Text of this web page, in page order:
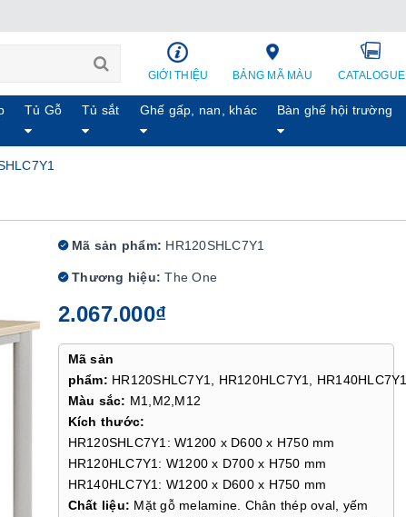
GIỚI THIỆU BẢNG MÃ MÀU CATALOGUE
Tủ Gỗ Tủ sắt Ghế gấp, nan, khác Bàn ghế hội trường
Mã sản phẩm: HR120SHLC7Y1
Thương hiệu: The One
2.067.000₫
Mã sản
phẩm: HR120SHLC7Y1, HR120HLC7Y1, HR140HLC7Y1
Màu sắc: M1,M2,M12
Kích thước:
HR120SHLC7Y1: W1200 x D600 x H750 mm
HR120HLC7Y1: W1200 x D700 x H750 mm
HR140HLC7Y1: W1200 x D600 x H750 mm
Chất liệu: Mặt gỗ melamine. Chân thép oval, yếm